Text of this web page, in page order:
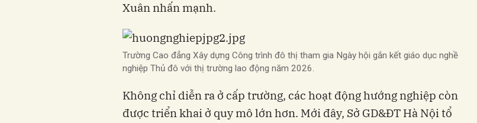
Xuân nhấn mạnh.
Trường Cao đẳng Xây dựng Công trình đô thị tham gia Ngày hội gắn kết giáo dục nghề
nghiệp Thủ đô với thị trường lao động năm 2026.
Không chỉ diễn ra ở cấp trường, các hoạt động hướng nghiệp còn
được triển khai ở quy mô lớn hơn. Mới đây, Sở GD&ĐT Hà Nội tổ